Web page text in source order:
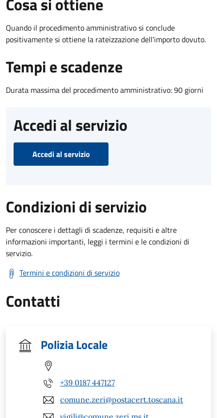
Quando il procedimento amministrativo si conclude
positivamente si ottiene la rateizzazione dell'importo dovuto.
Tempi e scadenze
Durata massima del procedimento amministrativo: 90 giorni
Accedi al servizio
Accedi al servizio
Condizioni di servizio
Per conoscere i dettagli di scadenze, requisiti e altre
informazioni importanti, leggi i termini e le condizioni di
servizio.
Termini e condizioni di servizio
Contatti
Polizia Locale
+39 0187 447127
comune.zeri@postacert.toscana.it